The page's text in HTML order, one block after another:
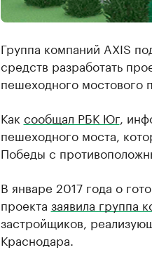
Группа компаний AXIS
средств разработать
пешеходного мостового
Как сообщал РБК Юг,
пешеходного моста,
Победы с
В январе 2017 года о
проекта заявила группа
застройщиков,
Краснодара.